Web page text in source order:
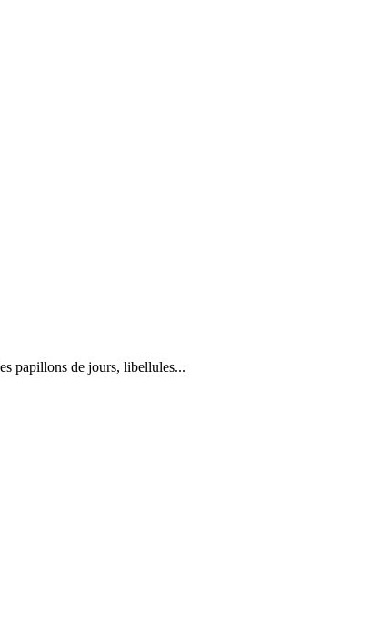
papillons de jours, libellules...